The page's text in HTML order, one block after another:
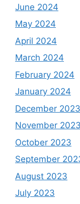
June 2024
May 2024
April 2024
March 2024
February 2024
January 2024
December 2023
November 2023
October 2023
September
August 2023
July 2023